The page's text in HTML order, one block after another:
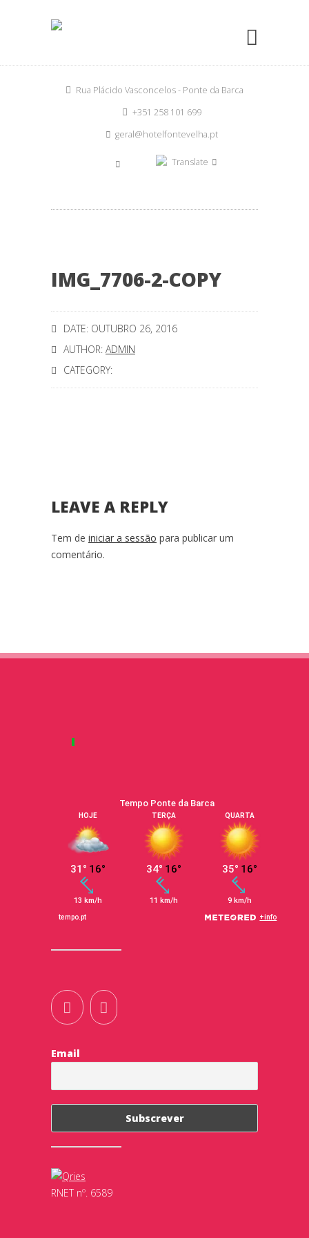
Rua Plácido Vasconcelos - Ponte da Barca
+351 258 101 699
geral@hotelfontevelha.pt
Translate
IMG_7706-2-COPY
DATE: OUTUBRO 26, 2016
AUTHOR: ADMIN
CATEGORY:
LEAVE A REPLY
Tem de iniciar a sessão para publicar um
comentário.
Email
RNET nº. 6589